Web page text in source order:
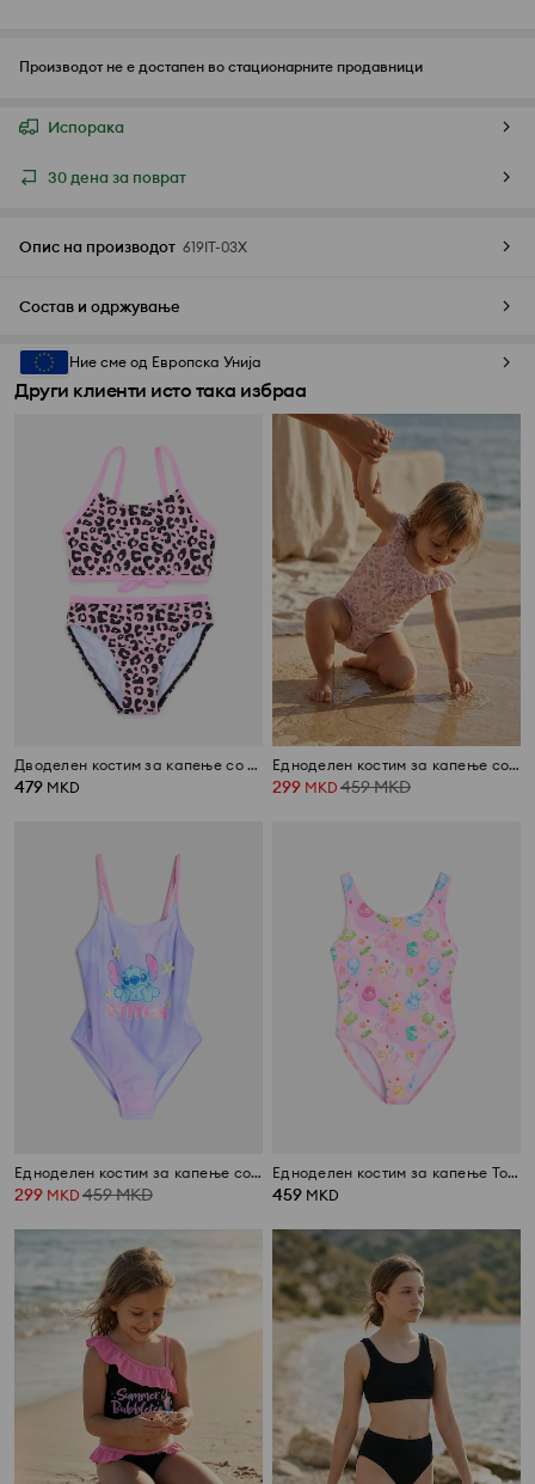
Производот не е достапен во стационарните продавници
Испорака
30 дена за поврат
Опис на производот 619IT-03X
Состав и одржување
Ние сме од Европска Унија
Други клиенти исто така избраа
Дводелен костим за капење со леопард принт
479 MKD
Едноделен костим за капење со заштита од сонце и цветен мотив
299 MKD 459MKD
Едноделен костим за капење со омбре ефект Stitch
299 MKD 459MKD
Едноделен костим за капење Toy Story
459 MKD